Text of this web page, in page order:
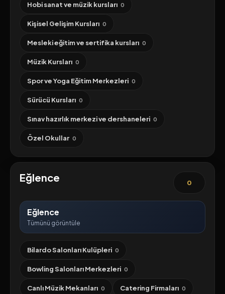
Hobi sanat ve müzik kursları 0
Kişisel Gelişim Kursları 0
Mesleki eğitim ve sertifika kursları 0
Müzik Kursları 0
Spor ve Yoga Eğitim Merkezleri 0
Sürücü Kursları 0
Sınav hazırlık merkezi ve dershaneleri 0
Özel Okullar 0
Eğlence 0
Eğlence
Tümünü görüntüle
Bilardo Salonları Kulüpleri 0
Bowling Salonları Merkezleri 0
Canlı Müzik Mekanları 0 Catering Firmaları 0